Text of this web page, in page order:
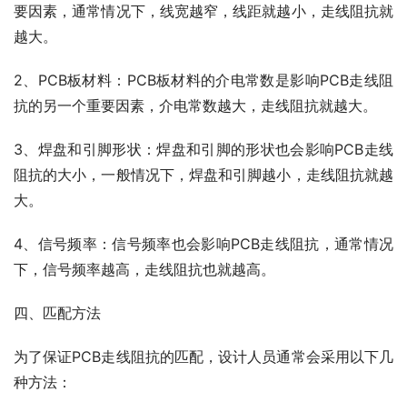
要因素，通常情况下，线宽越窄，线距就越小，走线阻抗就
越大。
2、PCB板材料：PCB板材料的介电常数是影响PCB走线阻
抗的另一个重要因素，介电常数越大，走线阻抗就越大。
3、焊盘和引脚形状：焊盘和引脚的形状也会影响PCB走线
阻抗的大小，一般情况下，焊盘和引脚越小，走线阻抗就越
大。
4、信号频率：信号频率也会影响PCB走线阻抗，通常情况
下，信号频率越高，走线阻抗也就越高。
四、匹配方法
为了保证PCB走线阻抗的匹配，设计人员通常会采用以下几
种方法：